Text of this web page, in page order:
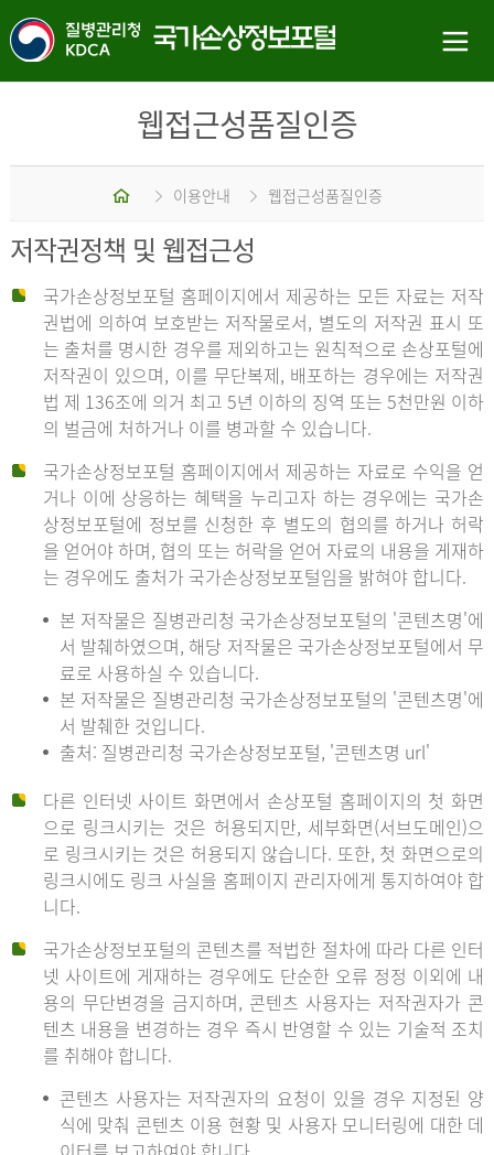
웹접근성품질인증
홈 이용안내 웹접근성품질인증
저작권정책 및 웹접근성
국가손상정보포털 홈페이지에서 제공하는 모든 자료는 저작
권법에 의하여 보호받는 저작물로서, 별도의 저작권 표시 또
는 출처를 명시한 경우를 제외하고는 원칙적으로 손상포털에
저작권이 있으며, 이를 무단복제, 배포하는 경우에는 저작권
법 제 136조에 의거 최고 5년 이하의 징역 또는 5천만원 이하
의 벌금에 처하거나 이를 병과할 수 있습니다.
국가손상정보포털 홈페이지에서 제공하는 자료로 수익을 얻
거나 이에 상응하는 혜택을 누리고자 하는 경우에는 국가손
상정보포털에 정보를 신청한 후 별도의 협의를 하거나 허락
을 얻어야 하며, 협의 또는 허락을 얻어 자료의 내용을 게재하
는 경우에도 출처가 국가손상정보포털임을 밝혀야 합니다.
본 저작물은 질병관리청 국가손상정보포털의 '콘텐츠명'에
서 발췌하였으며, 해당 저작물은 국가손상정보포털에서 무
료로 사용하실 수 있습니다.
본 저작물은 질병관리청 국가손상정보포털의 '콘텐츠명'에
서 발췌한 것입니다.
출처: 질병관리청 국가손상정보포털, '콘텐츠명 url'
다른 인터넷 사이트 화면에서 손상포털 홈페이지의 첫 화면
으로 링크시키는 것은 허용되지만, 세부화면(서브도메인)으
로 링크시키는 것은 허용되지 않습니다. 또한, 첫 화면으로의
링크시에도 링크 사실을 홈페이지 관리자에게 통지하여야 합
니다.
국가손상정보포털의 콘텐츠를 적법한 절차에 따라 다른 인터
넷 사이트에 게재하는 경우에도 단순한 오류 정정 이외에 내
용의 무단변경을 금지하며, 콘텐츠 사용자는 저작권자가 콘
텐츠 내용을 변경하는 경우 즉시 반영할 수 있는 기술적 조치
를 취해야 합니다.
콘텐츠 사용자는 저작권자의 요청이 있을 경우 지정된 양
식에 맞춰 콘텐츠 이용 현황 및 사용자 모니터링에 대한 데